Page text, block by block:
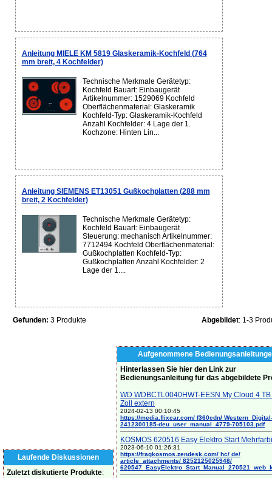
Anleitung MIELE KM 5819 Glaskeramik-Kochfeld (764
mm breit, 4 Kochfelder)
Technische Merkmale Gerätetyp:
Kochfeld Bauart: Einbaugerät
Artikelnummer: 1529069 Kochfeld
Oberflächenmaterial: Glaskeramik
Kochfeld-Typ: Glaskeramik-Kochfeld
Anzahl Kochfelder: 4 Lage der 1.
Kochzone: Hinten Lin...
Anleitung SIEMENS ET13051 Gußkochplatten (288 mm
breit, 2 Kochfelder)
Technische Merkmale Gerätetyp:
Kochfeld Bauart: Einbaugerät
Steuerung: mechanisch Artikelnummer:
7712494 Kochfeld Oberflächenmaterial:
Gußkochplatten Kochfeld-Typ:
Gußkochplatten Anzahl Kochfelder: 2
Lage der 1....
Gefunden: 3 Produkte Abgebildet: 1-3
Laufende Diskussionen
Zuletzt diskutierte Produkte:
Aufgenommene
Hinterlassen Sie hier den Link zur
Bedienungsanleitung für das abgebildete
WD WDBCTL0040HWT-EESN My Cloud 4
Zoll extern
2024-02-13 00:10:45
https://media.flixcar.com/ f360cdn/ Western_Digital-
2412300185-deu_user_manual_4779-705103.pdf
KOSMOS 620516 Easy Elektro Start
2023-06-10 01:26:31
https://fragkosmos.zendesk.com/ hc/ de/
article_attachments/ 8252125025948/